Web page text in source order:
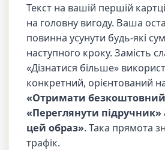
Текст на вашій першій
на головну вигоду. Ваша
повинна усунути будь-які
наступного кроку. Замість
«Дізнатися більше»
конкретний, орієнтований
«Отримати
«Переглянути
цей образ». Така прямота
трафік.